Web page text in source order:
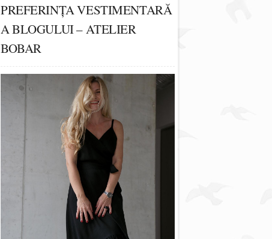
PREFERINȚA VESTIMENTARĂ
A BLOGULUI – ATELIER
BOBAR